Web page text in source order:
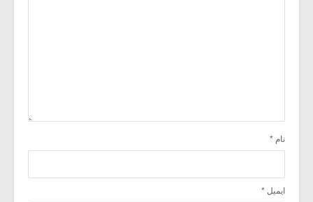
نام *
ایمیل *